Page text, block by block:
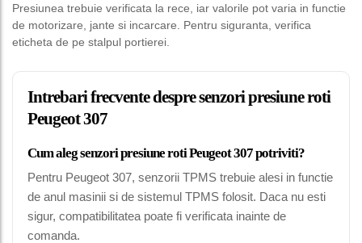
Presiunea trebuie verificata la rece, iar valorile pot varia in functie
de motorizare, jante si incarcare. Pentru siguranta, verifica
eticheta de pe stalpul portierei.
Intrebari frecvente despre senzori presiune roti
Peugeot 307
Cum aleg senzori presiune roti Peugeot 307 potriviti?
Pentru Peugeot 307, senzorii TPMS trebuie alesi in functie
de anul masinii si de sistemul TPMS folosit. Daca nu esti
sigur, compatibilitatea poate fi verificata inainte de
comanda.